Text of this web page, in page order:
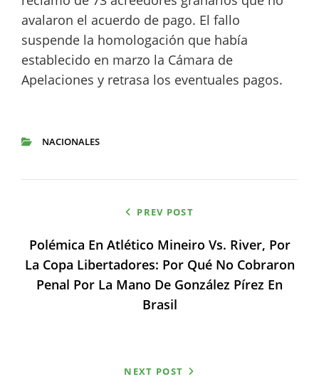
avalaron el acuerdo de pago. El fallo
suspende la homologación que había
establecido en marzo la Cámara de
Apelaciones y retrasa los eventuales pagos.
NACIONALES
entradas
PREV POST
Polémica En Atlético Mineiro Vs. River, Por
La Copa Libertadores: Por Qué No Cobraron
Penal Por La Mano De González Pírez En
Brasil
NEXT POST